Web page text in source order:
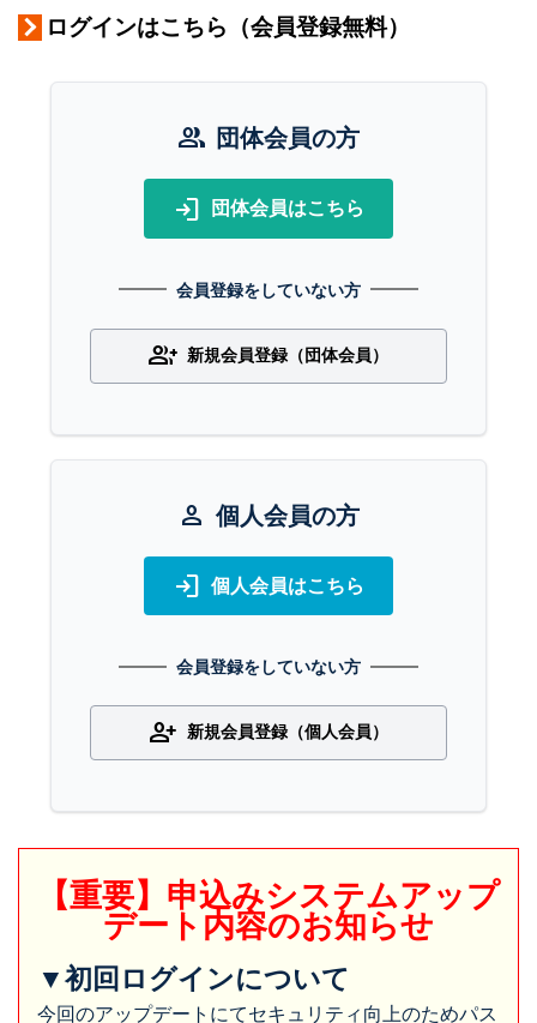
ログインはこちら（会員登録無料）
group 団体会員の方
login 団体会員はこちら
会員登録をしていない方
group_add 新規会員登録（団体会員）
person 個人会員の方
login 個人会員はこちら
会員登録をしていない方
person_add 新規会員登録（個人会員）
【重要】申込みシステムアップ
デート内容のお知らせ
▼初回ログインについて
今回のアップデートにてセキュリティ向上のためパス